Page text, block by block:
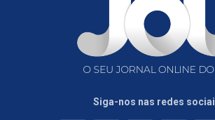
Siga-nos nas redes